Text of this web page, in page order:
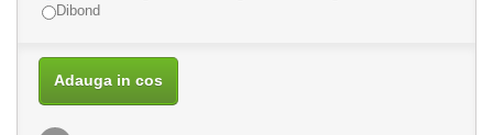
Dibond
Adauga in cos